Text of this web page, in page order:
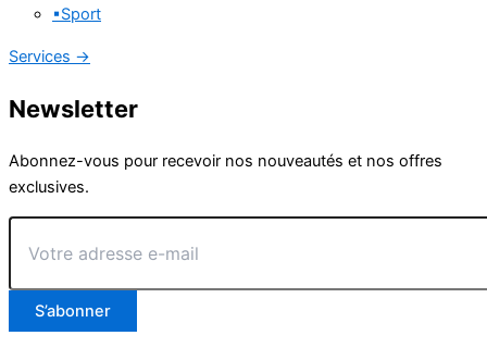
▪Sport
Services →
Newsletter
Abonnez-vous pour recevoir nos nouveautés et nos offres
exclusives.
Votre
adresse
mail
S’abonner